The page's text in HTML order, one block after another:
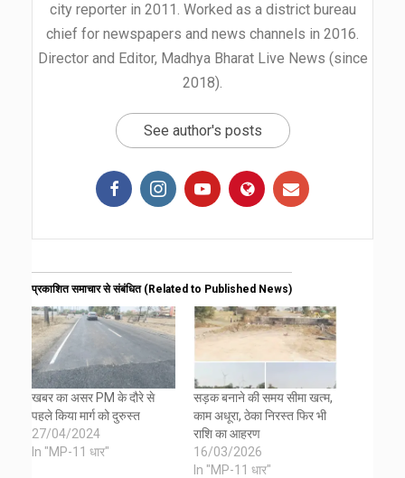
city reporter in 2011. Worked as a district bureau
chief for newspapers and news channels in 2016.
Director and Editor, Madhya Bharat Live News (since
2018).
See author's posts
प्रकाशित समाचार से संबंधित (Related to Published News)
खबर का असर PM के दौरे से
पहले किया मार्ग को दुरुस्त
27/04/2024
In "MP-11 धार"
सड़क बनाने की समय सीमा खत्म,
काम अधूरा, ठेका निरस्त फिर भी
राशि का आहरण
16/03/2026
In "MP-11 धार"